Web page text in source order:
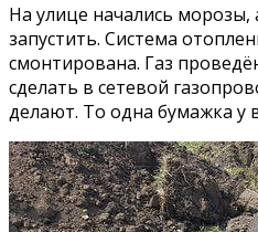
На улице начались морозы,
запустить. Система
смонтирована. Газ
сделать в сетевой
делают. То одна бумажка у